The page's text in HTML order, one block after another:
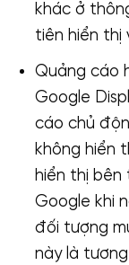
khác ở
tiên hiển thị
Quảng cáo
Google
cáo chủ
không hiển
hiển thị bên
Google khi
đối tượng
này là